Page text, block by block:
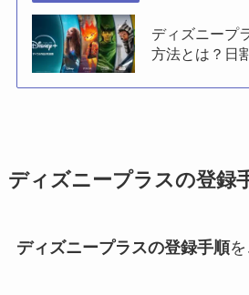
ディズニープ
方法とは？日
ディズニープラスの登録
ディズニープラスの登録手順を